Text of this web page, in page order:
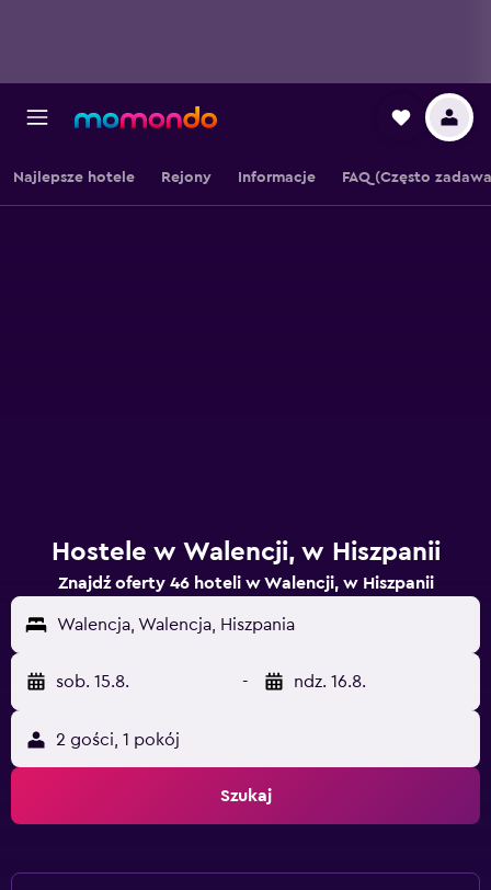
Najlepsze hotele Rejony Informacje FAQ (Często
Hostele w Walencji, w Hiszpanii
Znajdź oferty 46 hoteli w Walencji, w Hiszpanii
Walencja, Walencja, Hiszpania
sob. 15.8. - ndz. 16.8.
2 gości, 1 pokój
Szukaj